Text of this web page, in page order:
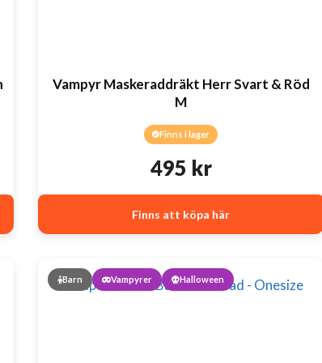
Vampyr Maskeraddräkt Herr Svart & Röd
M
Finns i lager
495 kr
Finns att köpa här
Barn Vampyrer Halloween